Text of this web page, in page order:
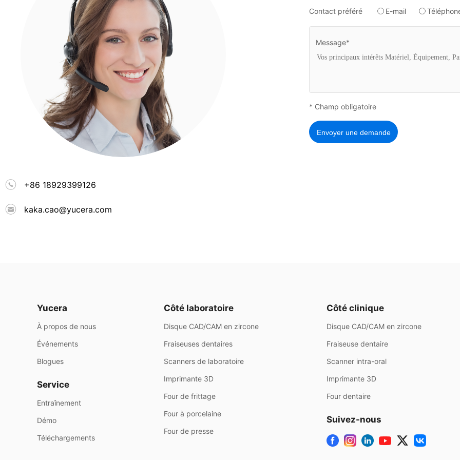
+86 18929399126
kaka.cao@yucera.com
Contact préféré E-mail
Message*
* Champ obligatoire
Envoyer une demande
Yucera
À propos de nous
Événements
Blogues
Service
Entraînement
Démo
Téléchargements
Côté laboratoire
Disque CAD/CAM en zircone
Fraiseuses dentaires
Scanners de laboratoire
Imprimante 3D
Four de frittage
Four à porcelaine
Four de presse
Côté clinique
Disque CAD/CAM en zircone
Fraiseuse dentaire
Scanner intra-oral
Imprimante 3D
Four dentaire
Suivez-nous